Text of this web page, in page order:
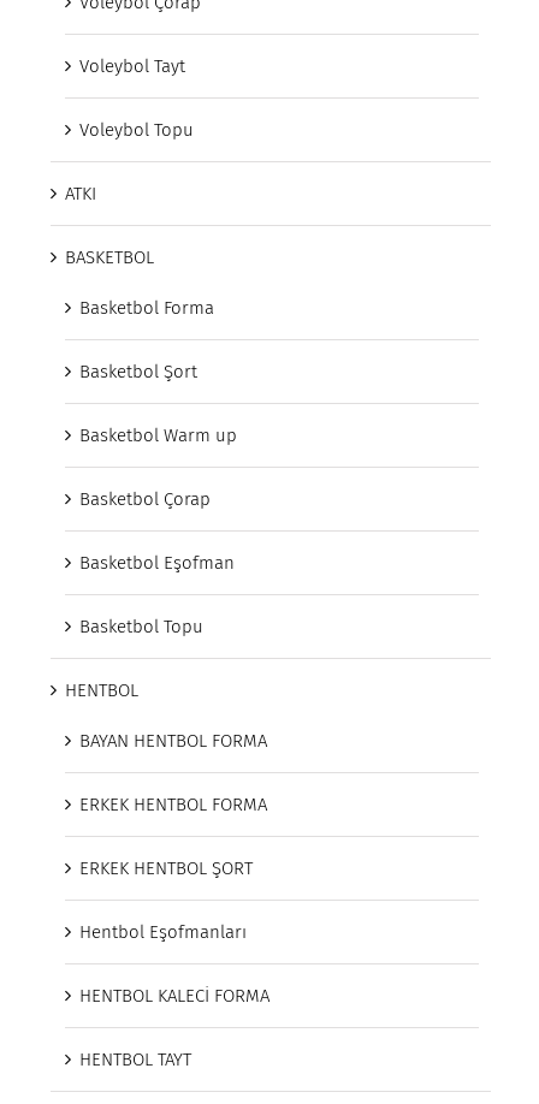
Voleybol Tayt
Voleybol Topu
ATKI
BASKETBOL
Basketbol Forma
Basketbol Şort
Basketbol Warm up
Basketbol Çorap
Basketbol Eşofman
Basketbol Topu
HENTBOL
BAYAN HENTBOL FORMA
ERKEK HENTBOL FORMA
ERKEK HENTBOL ŞORT
Hentbol Eşofmanları
HENTBOL KALECİ FORMA
HENTBOL TAYT